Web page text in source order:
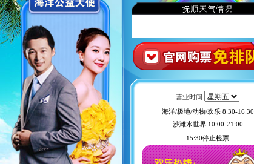
营业时间
海洋/极地/动物/欢乐 8:30-16:30
沙滩水世界 10:00-21:00
15:30停止检票